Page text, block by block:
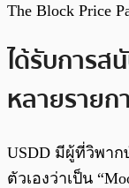
The Block Price
ได้รับการ
หลายรายก
USDD มีผู้ที่วิพาก
ตัวเองว่าเป็น